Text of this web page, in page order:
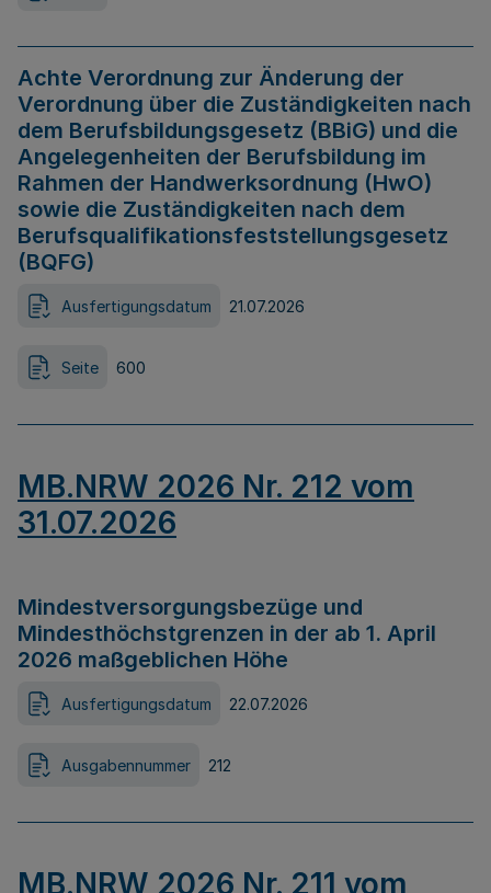
Achte Verordnung zur Änderung der
Verordnung über die Zuständigkeiten nach
dem Berufsbildungsgesetz (BBiG) und die
Angelegenheiten der Berufsbildung im
Rahmen der Handwerksordnung (HwO)
sowie die Zuständigkeiten nach dem
Berufsqualifikationsfeststellungsgesetz
(BQFG)
Ausfertigungsdatum 21.07.2026
Seite 600
MB.NRW 2026 Nr. 212 vom
31.07.2026
Mindestversorgungsbezüge und
Mindesthöchstgrenzen in der ab 1. April
2026 maßgeblichen Höhe
Ausfertigungsdatum 22.07.2026
Ausgabennummer 212
MB.NRW 2026 Nr. 211 vom